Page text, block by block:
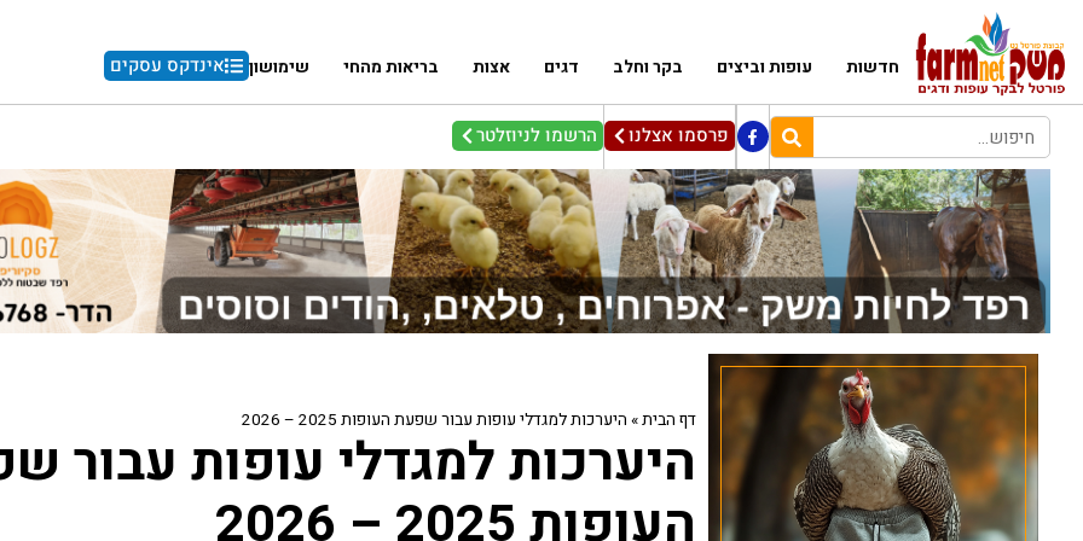
חדשות עופות וביצים בקר וחלב דגים אצות בריאות מהחי שימושון אינדקס עסקים
פרסמו אצלנו הרשמו לניוזלטר
דף הבית» היערכות למגדלי עופות עבור שפעת העופות 2025 – 2026
היערכות למגדלי עופות עבור
העופות 2025 – 2026